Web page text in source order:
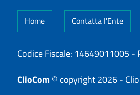
Home Contatta l'Ente
Codice Fiscale: 14649011005 -
ClioCom © copyright 2026 -